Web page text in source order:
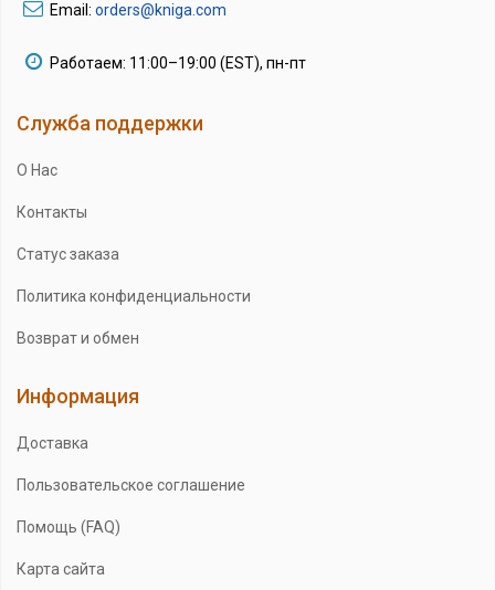
Email: orders@kniga.com
Работаем: 11:00–19:00 (EST), пн-пт
Служба поддержки
О Нас
Контакты
Статус заказа
Политика конфиденциальности
Возврат и обмен
Информация
Доставка
Пользовательское соглашение
Помощь (FAQ)
Карта сайта